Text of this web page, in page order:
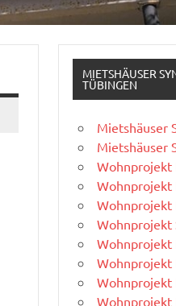
MIETSHÄUSER
TÜBINGEN
Mietshäuser
Mietshäuser
Wohnprojekt
Wohnprojekt
Wohnprojekt
Wohnprojekt
Wohnprojekt
Wohnprojekt
Wohnprojekt
Wohnprojekt